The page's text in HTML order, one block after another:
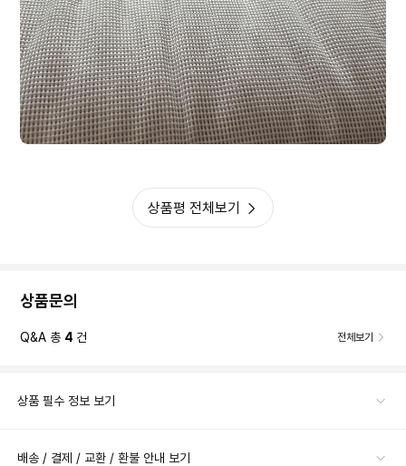
상품평 전체보기
상품문의
Q&A 총 4 건 전체보기
상품 필수 정보 보기
배송 / 결제 / 교환 / 환불 안내 보기